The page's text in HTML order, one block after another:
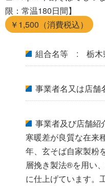
限：常温180日間】
￥1,500（消費税込）
組合名等 : 栃木
事業者名又は店
事業者及び店舗
寒暖差が良質な在来
年、玄そば自家製粉
層挽き製法®を用い
に仕上げています。